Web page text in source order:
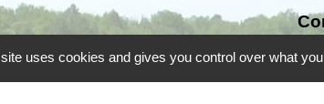
uses cookies and gives you control over what